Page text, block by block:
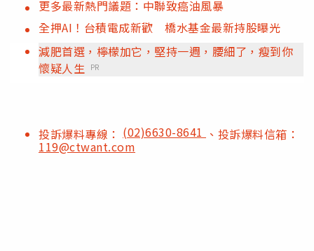
更多最新熱門議題：中聯致癌油風暴
全押AI！台積電成新歡 橋水基金最新持股曝光
減肥首選，檸檬加它，堅持一週，腰細了，瘦到你
懷疑人生
PR
投訴爆料專線： (02)6630-8641 、投訴爆料信箱：
119@ctwant.com